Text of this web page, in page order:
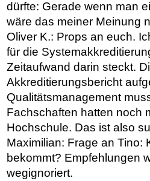
dürfte: Gerade wenn man
wäre das meiner Meinung
Oliver K.: Props an euch.
für die
Zeitaufwand darin steckt.
Akkreditierungsbericht
Qualitätsmanagement
Fachschaften hatten noch
Hochschule. Das ist also
Maximilian: Frage an Tino:
bekommt? Empfehlungen
wegignoriert.